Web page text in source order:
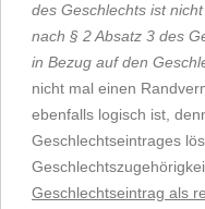
des Geschlechts ist
nach § 2 Absatz 3 des
in Bezug auf den
nicht mal einen
ebenfalls logisch ist,
Geschlechtseintrages
Geschlechtseintrag als